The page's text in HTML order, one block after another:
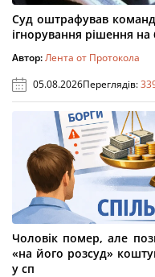
Суд оштрафував
ігнорування рішення на
Автор:Лента от Протокола
05.08.2026Переглядів:
Чоловік помер, але
«на його розсуд»
у сп